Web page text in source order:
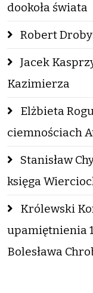
dookoła świata
Robert
Jacek
Kazimierza
Elżbieta
ciemnościach
Stanisław
księga
Królewski
upamiętnienia
Bolesława